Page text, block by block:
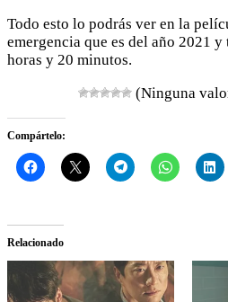
Todo esto lo podrás ver en la
emergencia que es del año 2021
horas y 20 minutos.
(Ninguna
Compártelo:
Relacionado